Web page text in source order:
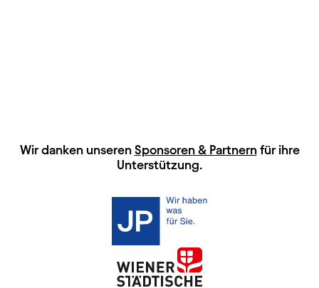
HAUPTSPONSOREN
Wir danken unseren Sponsoren & Partnernfür ihre
Unterstützung.